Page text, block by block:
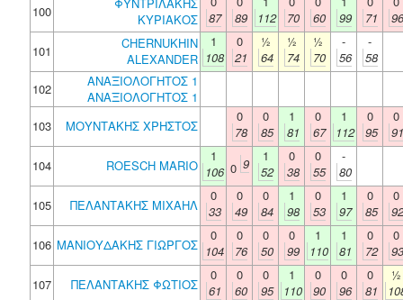
100
ΚΥΡΙΑΚΟΣ
87
89
112
70
60
99
71
96
101
CHERNUKHIN
ALEXANDER
1
108
0
21
½
64
½
74
½
70
-
56
-
58
102
ΑΝΑΞΙΟΛΟΓΗΤΟΣ 1
ΑΝΑΞΙΟΛΟΓΗΤΟΣ 1
103
ΜΟΥΝΤΑΚΗΣ ΧΡΗΣΤΟΣ
0
78
0
85
1
81
0
67
1
112
0
95
0
91
104
ROESCH MARIO
1
106 0 9
1
52
0
38
0
55
-
80
105
ΠΕΛΑΝΤΑΚΗΣ ΜΙΧΑΗΛ
0
33
0
49
0
84
1
98
0
53
1
97
0
85
0
92
106 ΜΑΝΙΟΥΔΑΚΗΣ ΓΙΩΡΓΟΣ
0
104
0
76
0
50
0
99
1
110
1
81
0
72
0
93
107
ΠΕΛΑΝΤΑΚΗΣ ΦΩΤΙΟΣ
0
61
0
60
0
95
1
110
0
90
0
96
0
81
½